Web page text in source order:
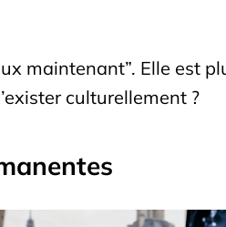
maintenant”. Elle est
culturellement ?